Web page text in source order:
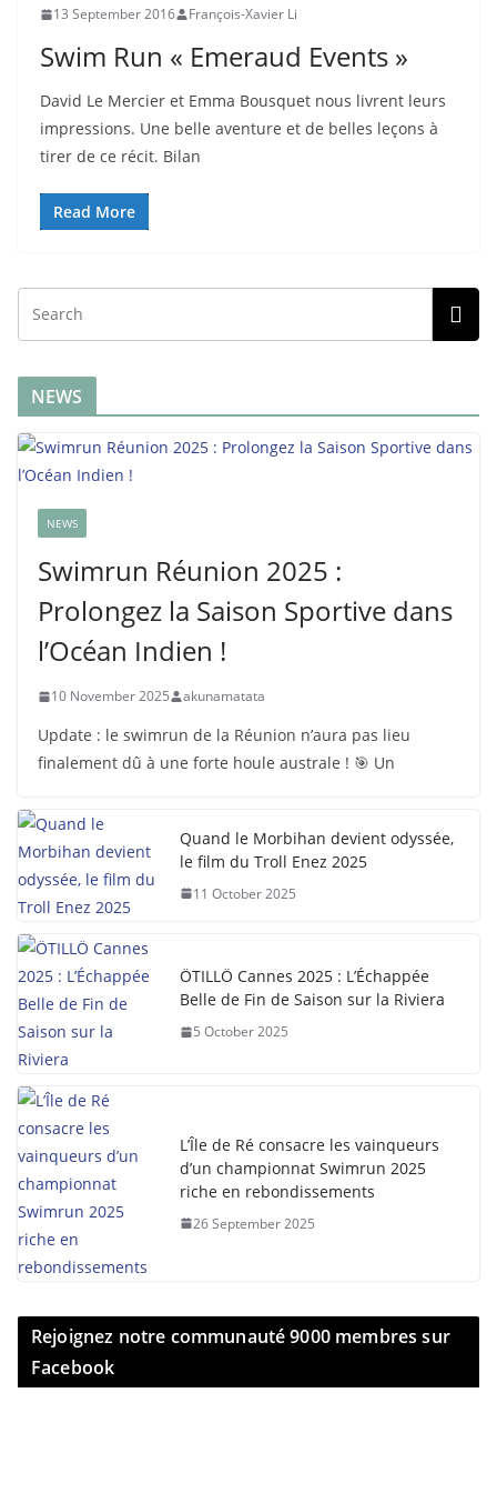
13 September 2016 François-Xavier Li
Swim Run « Emeraud Events »
David Le Mercier et Emma Bousquet nous livrent leurs
impressions. Une belle aventure et de belles leçons à
tirer de ce récit. Bilan
Read More
NEWS
NEWS
Swimrun Réunion 2025 :
Prolongez la Saison Sportive dans
l’Océan Indien !
10 November 2025 akunamatata
Update : le swimrun de la Réunion n’aura pas lieu
finalement dû à une forte houle australe ! 🎯 Un
Quand le Morbihan devient odyssée,
le film du Troll Enez 2025
11 October 2025
ÖTILLÖ Cannes 2025 : L’Échappée
Belle de Fin de Saison sur la Riviera
5 October 2025
L’Île de Ré consacre les vainqueurs
d’un championnat Swimrun 2025
riche en rebondissements
26 September 2025
Rejoignez notre communauté 9000 membres sur
Facebook